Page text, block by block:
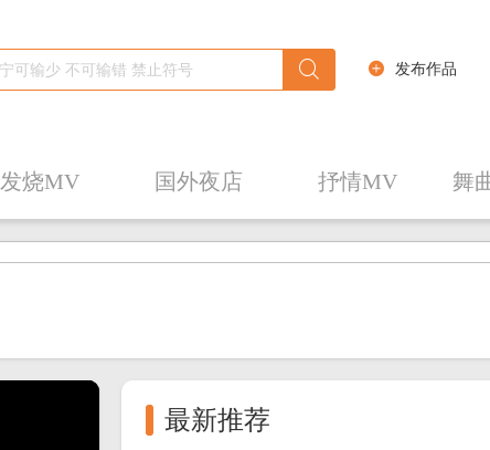
发布作品
发烧MV 国外夜店 抒情MV 舞
最新推荐